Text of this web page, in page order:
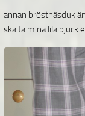
annan bröstnäsduk
ska ta mina lila pjuck